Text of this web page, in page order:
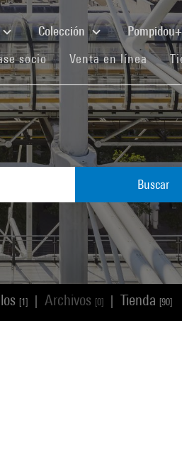
Colección
socio(current)Venta en línea
Buscar
[1] Archivos [0] Tienda [90]